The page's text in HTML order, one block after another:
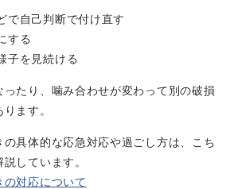
で自己判断で付け直す
する
子を見続ける
ったり、噛み合わせが変わって別の破損
ます。
具体的な応急対応や過ごし方は、こち
しています。
の対応について